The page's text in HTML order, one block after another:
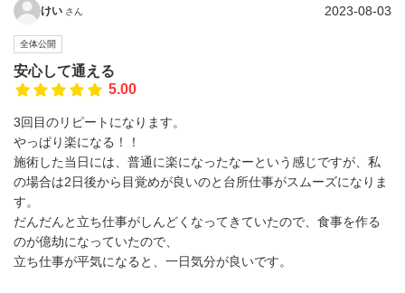
けい さん 2023-08-03
全体公開
安心して通える
5.00
3回目のリピートになります。
やっぱり楽になる！！
施術した当日には、普通に楽になったなーという感じですが、私
の場合は2日後から目覚めが良いのと台所仕事がスムーズになりま
す。
だんだんと立ち仕事がしんどくなってきていたので、食事を作る
のが億劫になっていたので、
立ち仕事が平気になると、一日気分が良いです。